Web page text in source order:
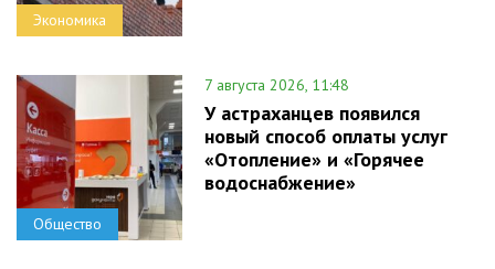
Экономика
Общество
7 августа 2026, 11:48
У астраханцев появился
новый способ оплаты услуг
«Отопление» и «Горячее
водоснабжение»